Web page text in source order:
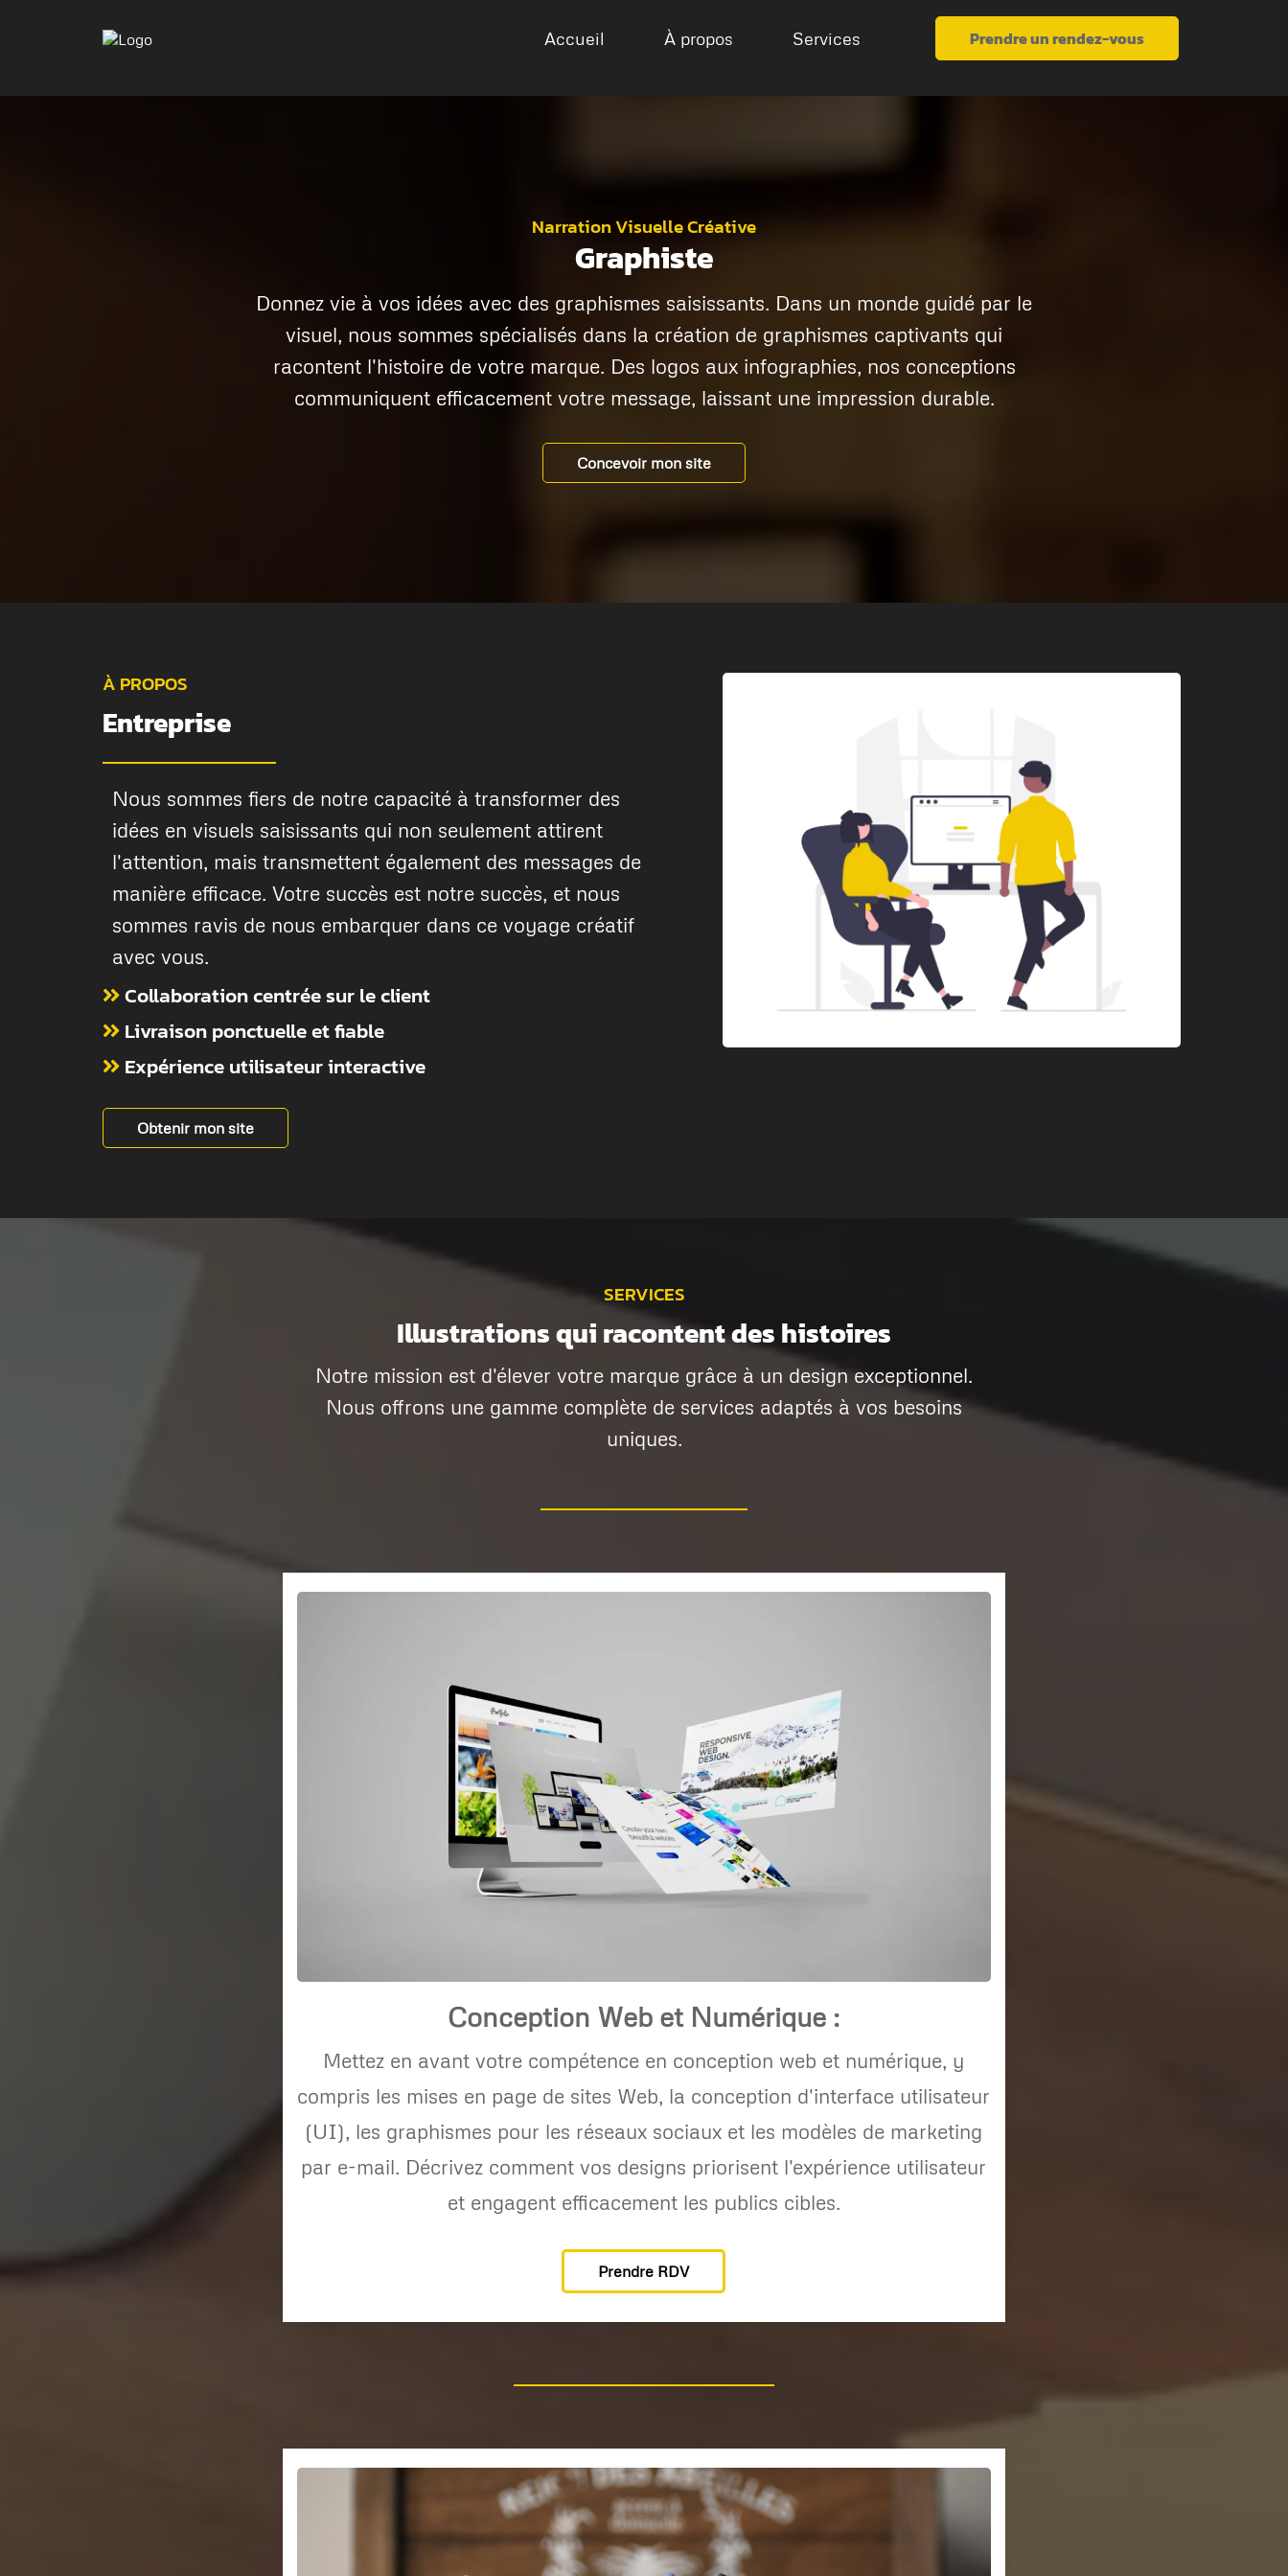
Accueil À propos Services Prendre un rendez-vous
Narration Visuelle Créative
Graphiste
Donnez vie à vos idées avec des graphismes saisissants. Dans un monde guidé par le
visuel, nous sommes spécialisés dans la création de graphismes captivants qui
racontent l'histoire de votre marque. Des logos aux infographies, nos conceptions
communiquent efficacement votre message, laissant une impression durable.
Concevoir mon site
À PROPOS
Entreprise
Nous sommes fiers de notre capacité à transformer des
idées en visuels saisissants qui non seulement attirent
l'attention, mais transmettent également des messages de
manière efficace. Votre succès est notre succès, et nous
sommes ravis de nous embarquer dans ce voyage créatif
avec vous.
Collaboration centrée sur le client
Livraison ponctuelle et fiable
Expérience utilisateur interactive
Obtenir mon site
SERVICES
Illustrations qui racontent des histoires
Notre mission est d'élever votre marque grâce à un design exceptionnel.
Nous offrons une gamme complète de services adaptés à vos besoins
uniques.
Conception Web et Numérique :
Mettez en avant votre compétence en conception web et numérique, y
compris les mises en page de sites Web, la conception d'interface utilisateur
(UI), les graphismes pour les réseaux sociaux et les modèles de marketing
par e-mail. Décrivez comment vos designs priorisent l'expérience utilisateur
et engagent efficacement les publics cibles.
Prendre RDV